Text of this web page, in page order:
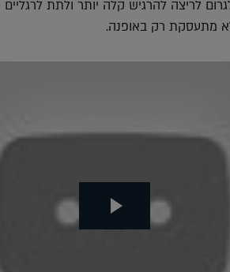
לריצה להרגיש קלה יותר ולתת
מתעסקת רק באופנה.